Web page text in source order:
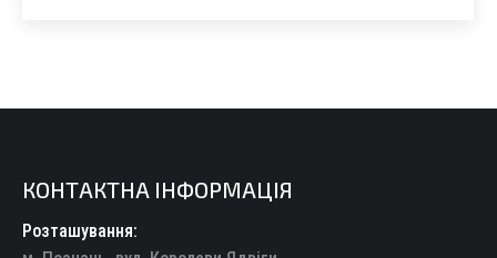
КОНТАКТНА ІНФОРМАЦІЯ
Розташування: